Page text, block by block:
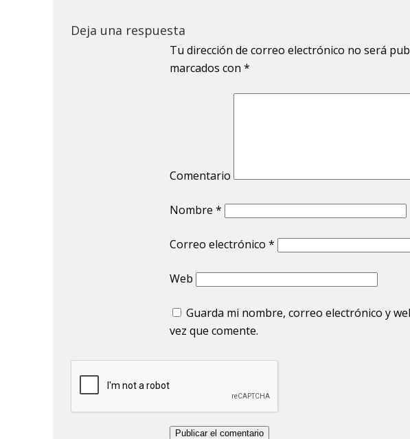
Deja una respuesta
Tu dirección de correo electrónico no será
marcados con *
Comentario
Nombre *
Correo electrónico *
Web
Guarda mi nombre, correo electrónico y
vez que comente.